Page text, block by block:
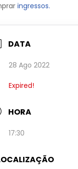
ingressos.
DATA
28 Ago 2022
Expired!
HORA
17:30